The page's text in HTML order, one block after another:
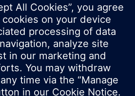
AG 2020
Preisempfehlung ohne